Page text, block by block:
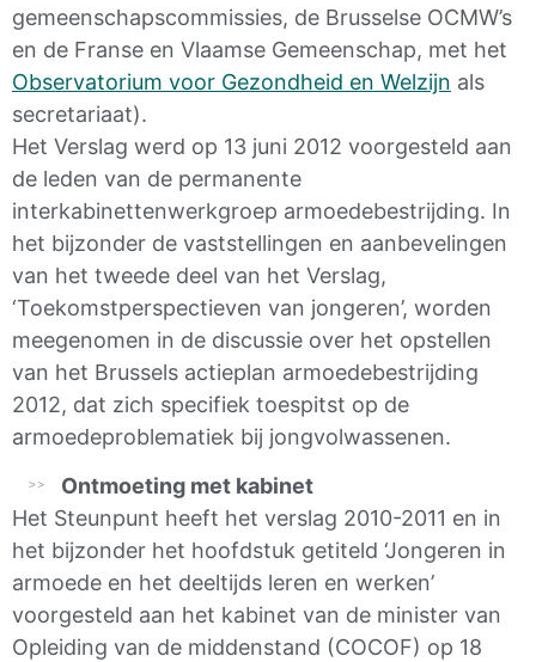
gemeenschapscommissies, de Brusselse OCMW’s
en de Franse en Vlaamse Gemeenschap, met het
Observatorium voor Gezondheid en Welzijn als
secretariaat).
Het Verslag werd op 13 juni 2012 voorgesteld aan
de leden van de permanente
interkabinettenwerkgroep armoedebestrijding. In
het bijzonder de vaststellingen en aanbevelingen
van het tweede deel van het Verslag,
‘Toekomstperspectieven van jongeren’, worden
meegenomen in de discussie over het opstellen
van het Brussels actieplan armoedebestrijding
2012, dat zich specifiek toespitst op de
armoedeproblematiek bij jongvolwassenen.
Ontmoeting met kabinet
Het Steunpunt heeft het verslag 2010-2011 en in
het bijzonder het hoofdstuk getiteld ‘Jongeren in
armoede en het deeltijds leren en werken’
voorgesteld aan het kabinet van de minister van
Opleiding van de middenstand (COCOF) op 18